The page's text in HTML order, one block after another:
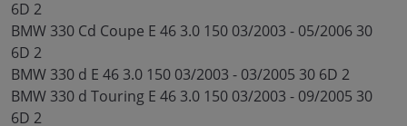
6D 2
BMW 330 Cd Coupe E 46 3.0 150 03/2003 - 05/2006 30
6D 2
BMW 330 d E 46 3.0 150 03/2003 - 03/2005 30 6D 2
BMW 330 d Touring E 46 3.0 150 03/2003 - 09/2005 30
6D 2